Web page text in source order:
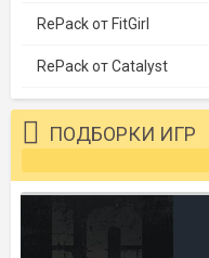
RePack от FitGirl
RePack от Catalyst
ПОДБОРКИ ИГР